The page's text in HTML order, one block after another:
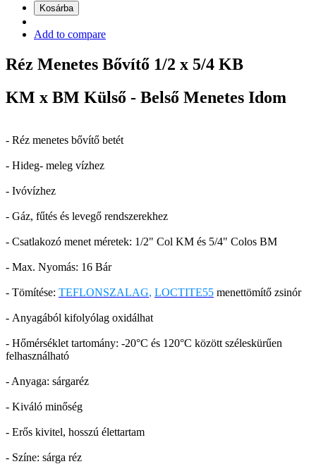
Kosárba
Add to compare
Réz Menetes Bővítő 1/2 x 5/4 KB
KM x BM Külső - Belső Menetes Idom
- Réz menetes bővítő betét
- Hideg- meleg vízhez
- Ivóvízhez
- Gáz, fűtés és levegő rendszerekhez
- Csatlakozó menet méretek: 1/2" Col KM és 5/4" Colos BM
- Max. Nyomás: 16 Bár
- Tömítése: TEFLONSZALAG, LOCTITE55 menettömítő zsinór
- Anyagából kifolyólag oxidálhat
- Hőmérséklet tartomány: -20°C és 120°C között széleskürűen
felhasználható
- Anyaga: sárgaréz
- Kiváló minőség
- Erős kivitel, hosszú élettartam
- Színe: sárga réz